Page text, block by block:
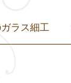
ラス細工